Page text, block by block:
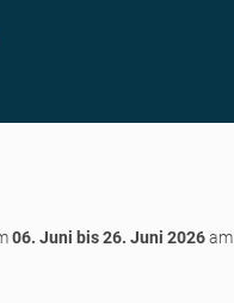
06. Juni bis 26. Juni 2026am